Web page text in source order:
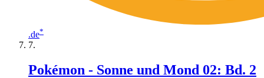
.de*
Pokémon - Sonne und Mond 02: Bd. 2